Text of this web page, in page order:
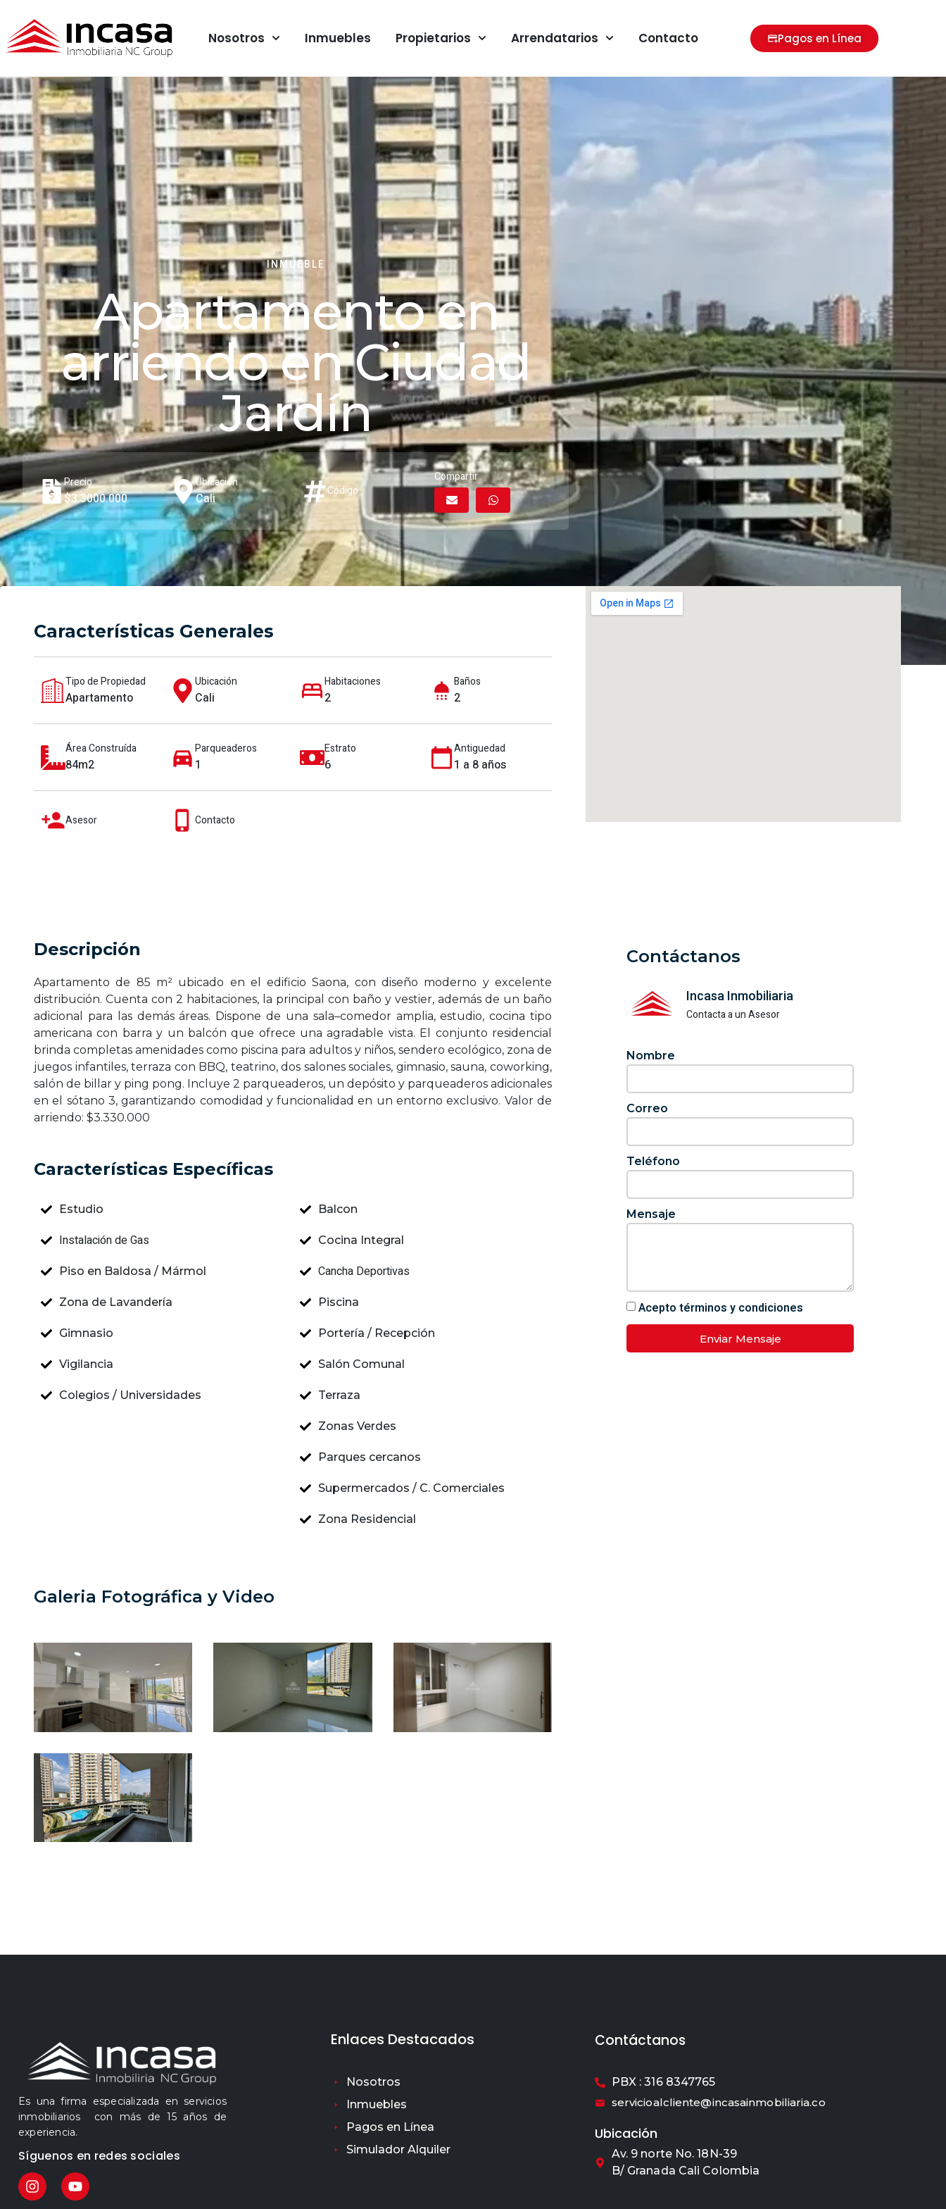
Nosotros Inmuebles Propietarios Arrendatarios Contacto Pagos en Línea
INMUEBLE
Apartamento en
arriendo en Ciudad
Jardín
Precio
$3.3000.000
Ubicación
Cali Código
Compartir
Características Generales
Tipo de Propiedad
Apartamento
Ubicación
Cali
Habitaciones
2
Baños
2
Área Construída
84m2
Parqueaderos
1
Estrato
6
Antiguedad
1 a 8 años
Asesor Contacto
Descripción
Apartamento de 85 m² ubicado en el edificio Saona, con diseño moderno y excelente
distribución. Cuenta con 2 habitaciones, la principal con baño y vestier, además de un baño
adicional para las demás áreas. Dispone de una sala–comedor amplia, estudio, cocina tipo
americana con barra y un balcón que ofrece una agradable vista. El conjunto residencial
brinda completas amenidades como piscina para adultos y niños, sendero ecológico, zona de
juegos infantiles, terraza con BBQ, teatrino, dos salones sociales, gimnasio, sauna, coworking,
salón de billar y ping pong. Incluye 2 parqueaderos, un depósito y parqueaderos adicionales
en el sótano 3, garantizando comodidad y funcionalidad en un entorno exclusivo. Valor de
arriendo: $3.330.000
Características Específicas
Estudio
Instalación de Gas
Piso en Baldosa / Mármol
Zona de Lavandería
Gimnasio
Vigilancia
Colegios / Universidades
Balcon
Cocina Integral
Cancha Deportivas
Piscina
Portería / Recepción
Salón Comunal
Terraza
Zonas Verdes
Parques cercanos
Supermercados / C. Comerciales
Zona Residencial
Galeria Fotográfica y Video
Contáctanos
Incasa Inmobiliaria
Contacta a un Asesor
Nombre
Correo
Teléfono
Mensaje
Acepto términos y condiciones
Enviar Mensaje
Es una firma especializada en servicios
inmobiliarios con más de 15 años de
experiencia.
Síguenos en redes sociales
Enlaces Destacados
Nosotros
Inmuebles
Pagos en Línea
Simulador Alquiler
Contáctanos
PBX : 316 8347765
servicioalcliente@incasainmobiliaria.co
Ubicación
Av. 9 norte No. 18N-39
B/ Granada Cali Colombia